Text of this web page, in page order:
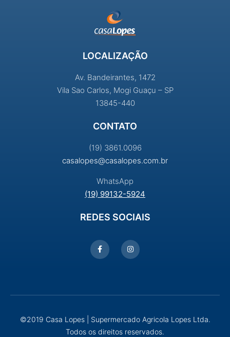
LOCALIZAÇÃO
Av. Bandeirantes, 1472
Vila Sao Carlos, Mogi Guaçu – SP
13845-440
CONTATO
(19) 3861.0096
casalopes@casalopes.com.br
WhatsApp
(19) 99132-5924
REDES SOCIAIS
©2019 Casa Lopes | Supermercado Agricola Lopes Ltda.
Todos os direitos reservados.